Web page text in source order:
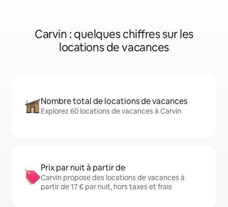
Carvin : quelques chiffres sur les
locations de vacances
Nombre total de locations de vacances
Explorez 60 locations de vacances à Carvin
Prix par nuit à partir de
Carvin propose des locations de vacances à
partir de 17 € par nuit, hors taxes et frais